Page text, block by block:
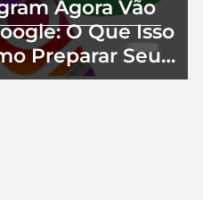
Agora Vão
O Que Isso
Preparar Seu